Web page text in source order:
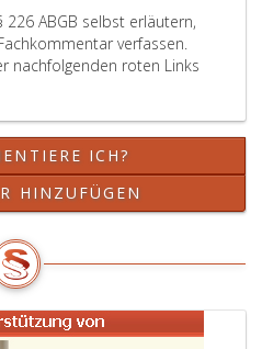
insbesondere
wenn
die
der
Obsorge
betraute
Person
ihre
Verpflichtungen
aus
Paragraph
159,
nicht
ABGB selbst erläutern,
verfassen.
nachfolgenden roten Links
ICH?
HINZUFÜGEN